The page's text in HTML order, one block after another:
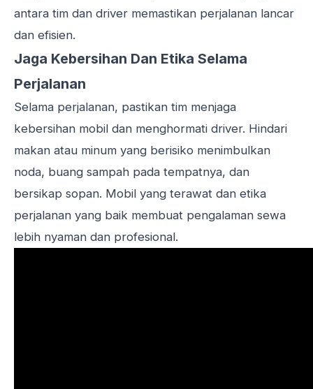
antara tim dan driver memastikan perjalanan lancar
dan efisien.
Jaga Kebersihan Dan Etika Selama
Perjalanan
Selama perjalanan, pastikan tim menjaga
kebersihan mobil dan menghormati driver. Hindari
makan atau minum yang berisiko menimbulkan
noda, buang sampah pada tempatnya, dan
bersikap sopan. Mobil yang terawat dan etika
perjalanan yang baik membuat pengalaman sewa
lebih nyaman dan profesional.